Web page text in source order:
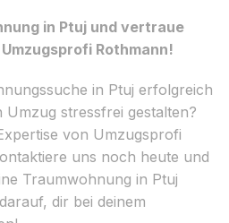
in Ptuj und vertraue
Rothmann!
in Ptuj erfolgreich
Umzug stressfrei gestalten?
von Umzugsprofi
uns noch heute und
Traumwohnung in Ptuj
dir bei deinem